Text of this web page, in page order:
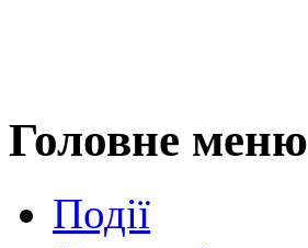
Головне меню
Події